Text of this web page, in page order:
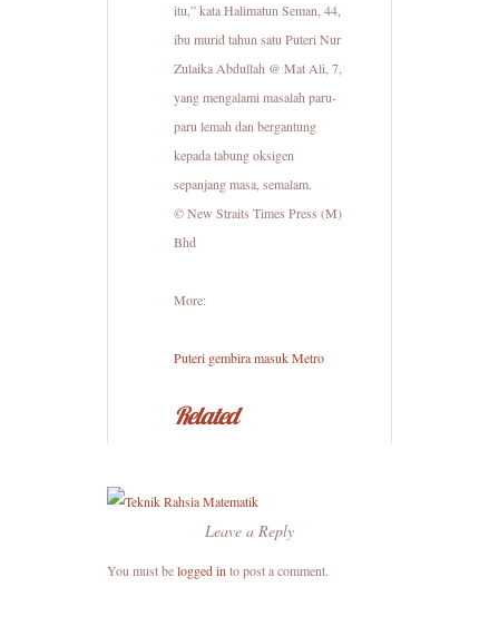
itu,” kata Halimatun Seman, 44,
ibu murid tahun satu Puteri Nur
Zulaika Abdullah @ Mat Ali, 7,
yang mengalami masalah paru-
paru lemah dan bergantung
kepada tabung oksigen
sepanjang masa, semalam.
© New Straits Times Press (M)
Bhd
More:
Puteri gembira masuk Metro
Related
Leave a Reply
You must belogged in to post a comment.